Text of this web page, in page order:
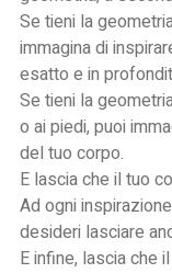
Se tieni la
immagina di
esatto e in
Se tieni la
o ai piedi, puoi
del tuo corpo.
E lascia che il tuo
Ad ogni
desideri lasciare
E infine, lascia che